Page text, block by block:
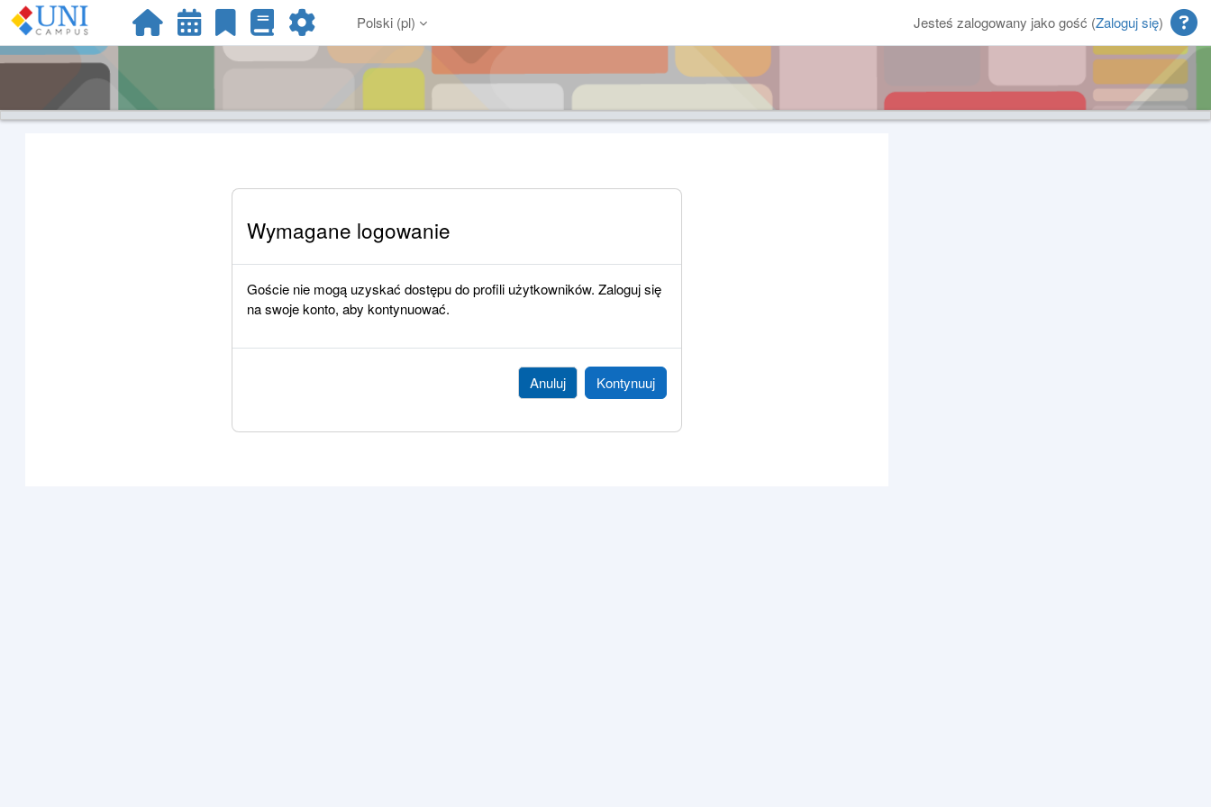
Przejdź do głównej zawartości
Polski ‎(pl)‎ Jesteś zalogowany jako gość (Zaloguj się)
Wymagane logowanie
Goście nie mogą uzyskać dostępu do profili użytkowników. Zaloguj się
na swoje konto, aby kontynuować.
Anuluj Kontynuuj